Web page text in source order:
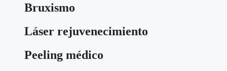
Bruxismo
Láser rejuvenecimiento
Peeling médico